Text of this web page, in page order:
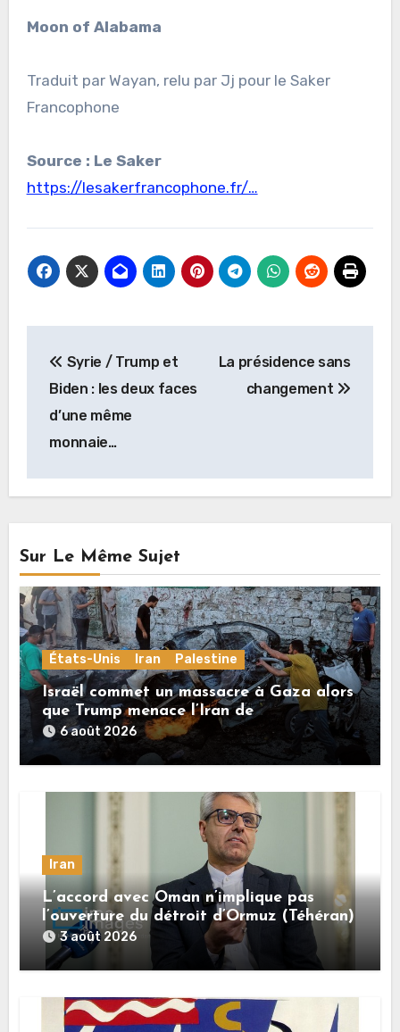
Moon of Alabama
Traduit par Wayan, relu par Jj pour le Saker
Francophone
Source : Le Saker
https://lesakerfrancophone.fr/…
de
l’article
Syrie / Trump et
Biden : les deux faces
d’une même
monnaie…
La présidence sans
changement
Sur Le Même Sujet
États-Unis Iran Palestine
Israël commet un massacre à Gaza alors
que Trump menace l’Iran de
«décapitation»
6 août 2026
Iran
L’accord avec Oman n’implique pas
l’ouverture du détroit d’Ormuz (Téhéran)
3 août 2026